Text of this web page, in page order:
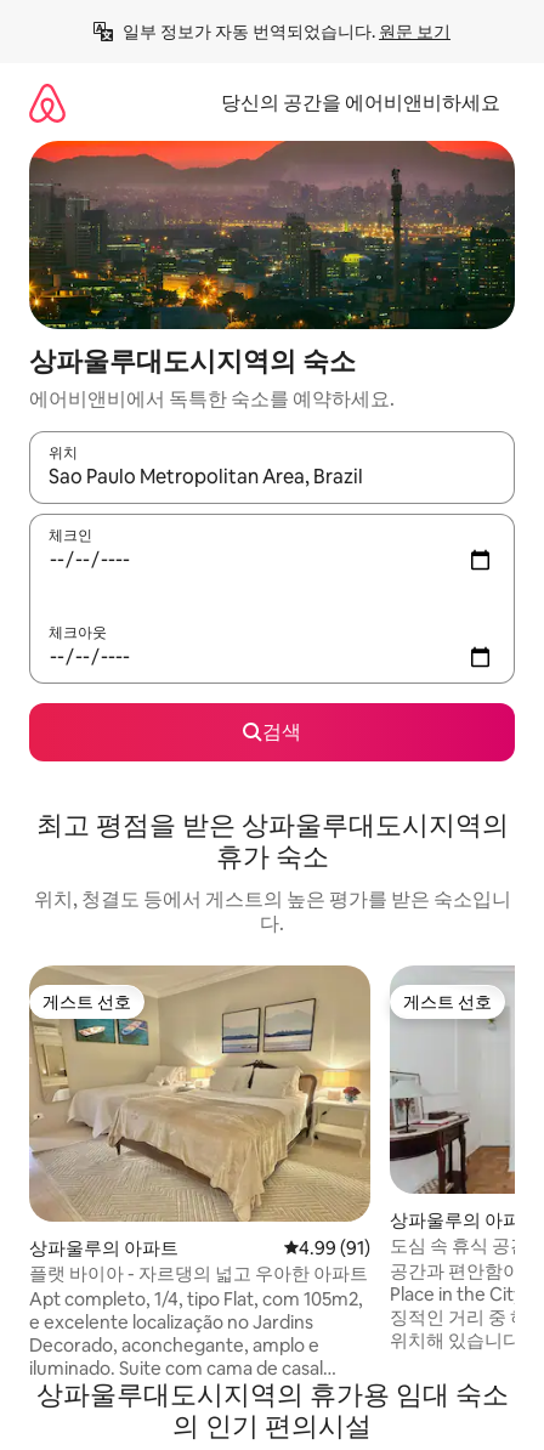
일부 정보가 자동 번역되었습니다. 원문 보기
당신의 공간을 에어비앤비하세요
상파울루대도시지역의 숙소
에어비앤비에서 독특한 숙소를 예약하세요.
위치
결과가 나오면 위·아래 화살표 키를 사용하거나 터치 또는 스와이
체크인
체크아웃
검색
최고 평점을 받은 상파울루대도시지역의
휴가 숙소
위치, 청결도 등에서 게스트의 높은 평가를 받은 숙소입니
다.
게스트 선호
게스트 선호
상파울루의 아파트 평점 4.99점(5점 만점), 후기 91
4.99 (91)
플랫 바이아 - 자르댕의 넓고 우아한 아파트
Apt completo, 1/4, tipo Flat, com 105m2,
e excelente localização no Jardins
Decorado, aconchegante, amplo e
iluminado. Suite com cama de casal
queen, cama de solteiro (bicama),
cozinha completa, lavanderia. Sala com
sofá 4 lugares, com lavabo. Serviço de
게스트 선호
게스트 선호
상파울루의 아파트
도심 속 휴식 공간
리스타 거리
공간과 편안함이
Place in the City
징적인 거리 중 하
위치해 있습니다.
니다. 도심 한가운
길 수 있는 아늑한
상파울루대도시지역의 휴가용 임대 숙소
의 인기 편의시설